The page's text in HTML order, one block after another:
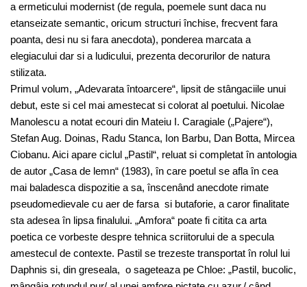
a ermeticului modernist (de regula, poemele sunt daca nu
etanseizate semantic, oricum structuri închise, frecvent fara
poanta, desi nu si fara anecdota), ponderea marcata a
elegiacului dar si a ludicului, prezenta decorurilor de natura
stilizata.
Primul volum, „Adevarata întoarcere“, lipsit de stângaciile unui
debut, este si cel mai amestecat si colorat al poetului. Nicolae
Manolescu a notat ecouri din Mateiu I. Caragiale („Pajere“),
Stefan Aug. Doinas, Radu Stanca, Ion Barbu, Dan Botta, Mircea
Ciobanu. Aici apare ciclul „Pastil“, reluat si completat în antologia
de autor „Casa de lemn“ (1983), în care poetul se afla în cea
mai baladesca dispozitie a sa, înscenând anecdote rimate
pseudomedievale cu aer de farsa si butaforie, a caror finalitate
sta adesea în lipsa finalului. „Amfora“ poate fi citita ca arta
poetica ce vorbeste despre tehnica scriitorului de a specula
amestecul de contexte. Pastil se trezeste transportat în rolul lui
Daphnis si, din greseala, o sageteaza pe Chloe: „Pastil, bucolic,